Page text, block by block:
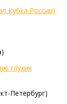
Кубка России)
глухих
Петербург)